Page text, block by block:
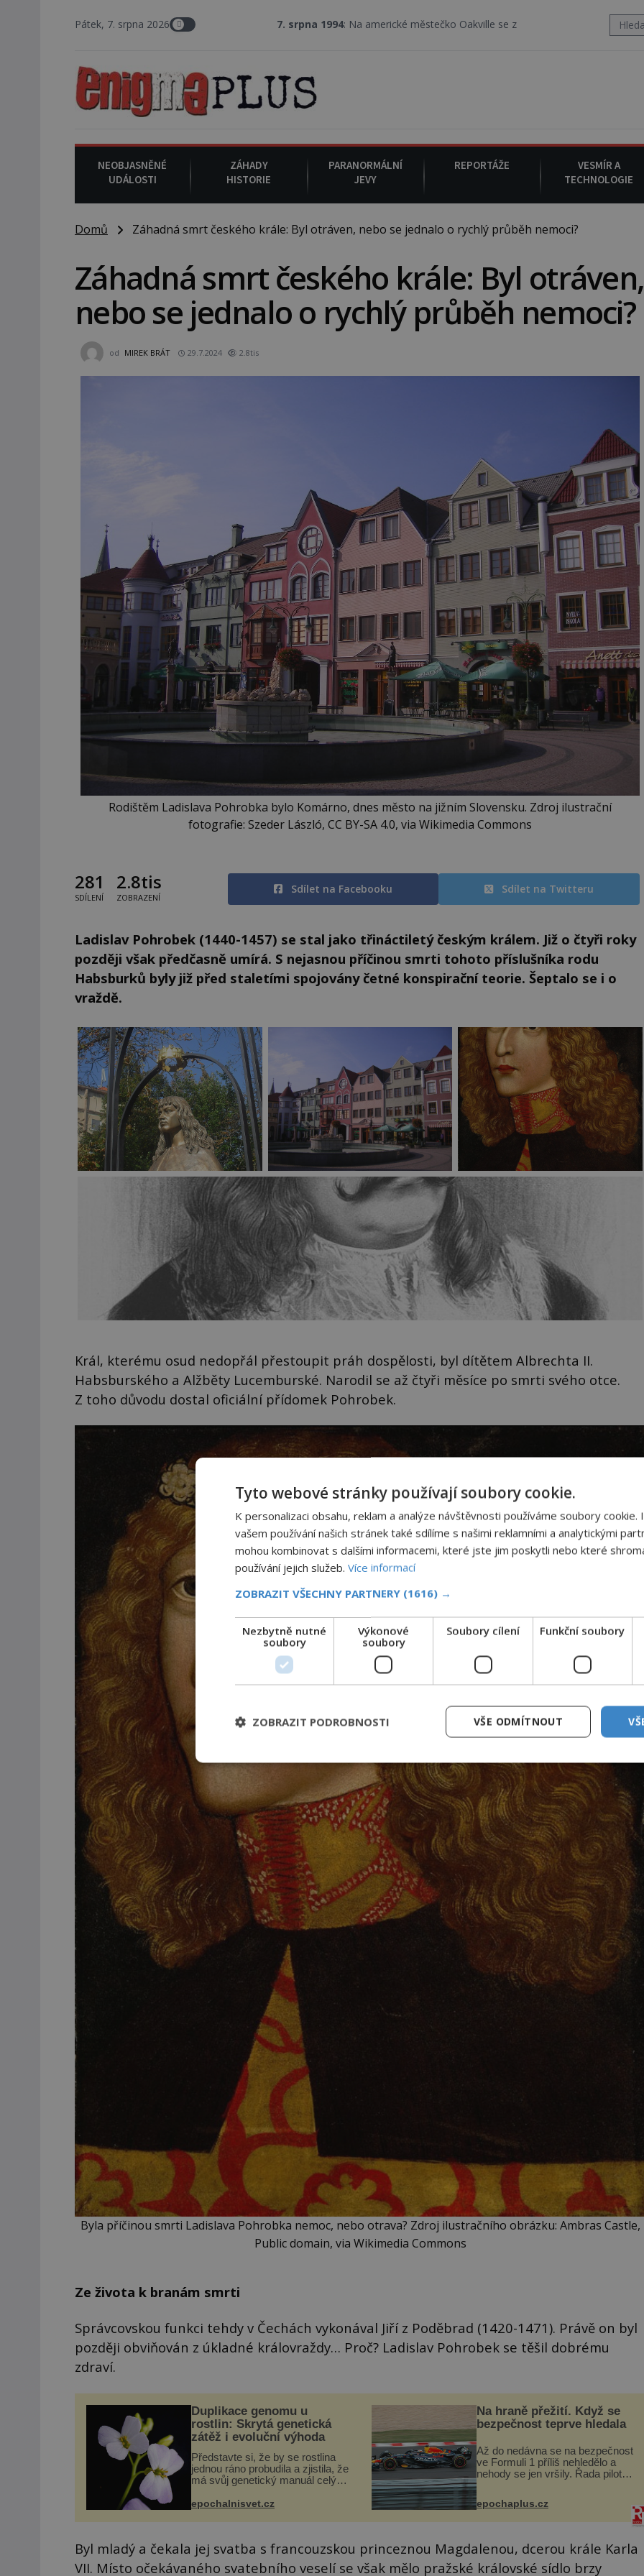
Pátek, 7. srpna 2026 7. srpna 1994 : Na americké městečko Oakville se z nebe snáší podivná rosolovitá látka
NEOBJASNĚNÉ
UDÁLOSTI
ZÁHADY
HISTORIE
PARANORMÁLNÍ
JEVY
REPORTÁŽE
VESMÍR A
TECHNOLOGIE
Domů Záhadná smrt českého krále: Byl otráven, nebo se jednalo o rychlý průběh nemoci?
Záhadná smrt českého krále: Byl otráven,
nebo se jednalo o rychlý průběh nemoci?
od MIREK BRÁT 29.7.2024 2.8tis
Rodištěm Ladislava Pohrobka bylo Komárno, dnes město na jižním Slovensku. Zdroj ilustrační
fotografie: Szeder László, CC BY-SA 4.0, via Wikimedia Commons
281
SDÍLENÍ
2.8tis
ZOBRAZENÍ
Sdílet na Facebooku Sdílet na Twitteru
Ladislav Pohrobek (1440-1457) se stal jako třináctiletý českým králem. Již o čtyři roky
později však předčasně umírá. S nejasnou příčinou smrti tohoto příslušníka rodu
Habsburků byly již před staletími spojovány četné konspirační teorie. Šeptalo se i o
vraždě.
Král, kterému osud nedopřál přestoupit práh dospělosti, byl dítětem Albrechta II.
Habsburského a Alžběty Lucemburské. Narodil se až čtyři měsíce po smrti svého otce.
Z toho důvodu dostal oficiální přídomek Pohrobek.
Byla příčinou smrti Ladislava Pohrobka nemoc, nebo otrava? Zdroj ilustračního obrázku: Ambras Castle,
Public domain, via Wikimedia Commons
Ze života k branám smrti
Správcovskou funkci tehdy v Čechách vykonával Jiří z Poděbrad (1420-1471). Právě on byl
později obviňován z úkladné královraždy… Proč? Ladislav Pohrobek se těšil dobrému
zdraví.
Duplikace genomu u
rostlin: Skrytá genetická
zátěž i evoluční výhoda
Představte si, že by se rostlina
jednou ráno probudila a zjistila, že
má svůj genetický manuál celý
přírodě stane – a podle nového
vstupenka...
epochalnisvet.cz
Na hraně přežití. Když se
bezpečnost teprve hledala
Až do nedávna se na bezpečnost
ve Formuli 1 příliš nehledělo a
nehody se jen vršily. Řada pilotů
i ztrátou života. Dnes
nepochopiteln...
epochaplus.cz
Byl mladý a čekala jej svatba s francouzskou princeznou Magdalenou, dcerou krále Karla
VII. Místo očekávaného svatebního veselí se však mělo pražské královské sídlo brzy
Tyto webové stránky používají soubory cookie.
K personalizaci obsahu, reklam a analýze návštěvnosti používáme soubory cookie.
vašem používání našich stránek také sdílíme s našimi reklamními a analytickými
mohou kombinovat s dalšími informacemi, které jste jim poskytli nebo které
používání jejich služeb. Více informací
ZOBRAZIT VŠECHNY PARTNERY (1616) →
Nezbytně nutné
soubory
Výkonové
soubory
Soubory cílení Funkční soubory
VŠE ODMÍTNOUT
ZOBRAZIT PODROBNOSTI